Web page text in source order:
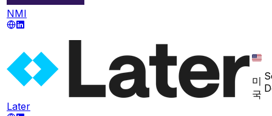
NMI
Later
미
국